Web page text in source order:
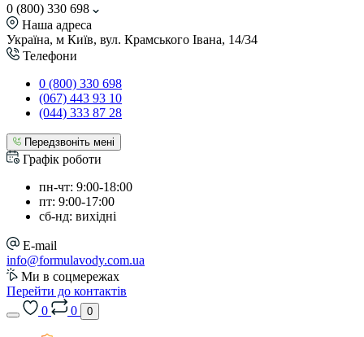
0 (800) 330 698
Наша адреса
Україна, м Київ, вул. Крамського Івана, 14/34
Телефони
0 (800) 330 698
(067) 443 93 10
(044) 333 87 28
Передзвоніть мені
Графік роботи
пн-чт: 9:00-18:00
пт: 9:00-17:00
сб-нд: вихідні
E-mail
info@formulavody.com.ua
Ми в соцмережах
Перейти до контактів
0
0 0